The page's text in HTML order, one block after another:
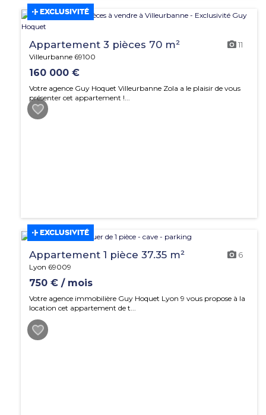
EXCLUSIVITÉ
Appartement 3 pièces 70 m² 11
Villeurbanne 69100
160 000 €
Votre agence Guy Hoquet Villeurbanne Zola a le plaisir de vous
présenter cet appartement !...
EXCLUSIVITÉ
Appartement 1 pièce 37.35 m² 6
Lyon 69009
750 € / mois
Votre agence immobilière Guy Hoquet Lyon 9 vous propose à la
location cet appartement de t...